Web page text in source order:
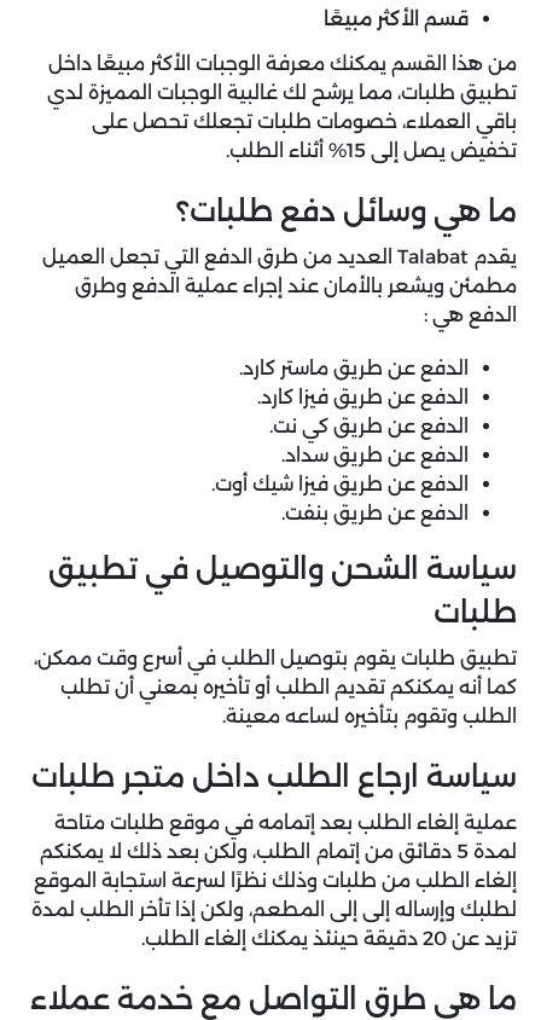
قسم الأكثر مبيعًا
من هذا القسم يمكنك معرفة الوجبات الأكثر مبيعًا داخل
تطبيق طلبات، مما يرشح لك غالبية الوجبات المميزة لدي
باقي العملاء، خصومات طلبات تجعلك تحصل على
تخفيض يصل إلى 15% أثناء الطلب.
ما هي وسائل دفع طلبات؟
يقدم Talabat العديد من طرق الدفع التي تجعل العميل
مطمئن ويشعر بالأمان عند إجراء عملية الدفع وطرق
الدفع هي :
الدفع عن طريق ماستر كارد.
الدفع عن طريق فيزا كارد.
الدفع عن طريق كي نت.
الدفع عن طريق سداد.
الدفع عن طريق فيزا شيك أوت.
الدفع عن طريق بنفت.
سياسة الشحن والتوصيل في تطبيق
طلبات
تطبيق طلبات يقوم بتوصيل الطلب في أسرع وقت ممكن،
كما أنه يمكنكم تقديم الطلب أو تأخيره بمعني أن تطلب
الطلب وتقوم بتأخيره لساعه معينة.
سياسة ارجاع الطلب داخل متجر طلبات
عملية إلغاء الطلب بعد إتمامه في موقع طلبات متاحة
لمدة 5 دقائق من إتمام الطلب، ولكن بعد ذلك لا يمكنكم
إلغاء الطلب من طلبات وذلك نظرًا لسرعة استجابة الموقع
لطلبك وإرساله إلى إلى المطعم، ولكن إذا تأخر الطلب لمدة
تزيد عن 20 دقيقة حينئذ يمكنك إلغاء الطلب.
ما هي طرق التواصل مع خدمة عملاء